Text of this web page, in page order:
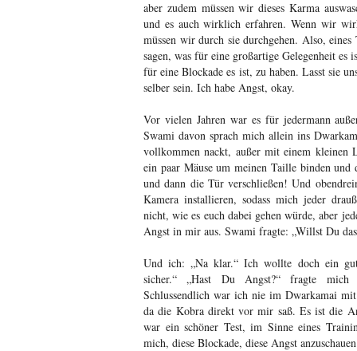
aber zudem müssen wir dieses Karma
und es auch wirklich erfahren. Wenn wir
müssen wir durch sie durchgehen. Also,
sagen, was für eine großartige Gelegenheit es
für eine Blockade es ist, zu haben. Lasst sie
selber sein. Ich habe Angst, okay.
Vor vielen Jahren war es für jedermann
Swami davon sprach mich allein ins
vollkommen nackt, außer mit einem kleinen
ein paar Mäuse um meinen Taille binden und
und dann die Tür verschließen! Und
Kamera installieren, sodass mich jeder
nicht, wie es euch dabei gehen würde, aber
Angst in mir aus. Swami fragte: „Willst Du
Und ich: „Na klar.“ Ich wollte doch ein
sicher.“ „Hast Du Angst?“ fragte
Schlussendlich war ich nie im Dwarkamai
da die Kobra direkt vor mir saß. Es ist die
war ein schöner Test, im Sinne eines
mich, diese Blockade, diese Angst